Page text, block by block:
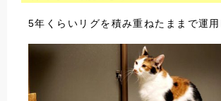
5年くらいリグを積み重ねたままで運用